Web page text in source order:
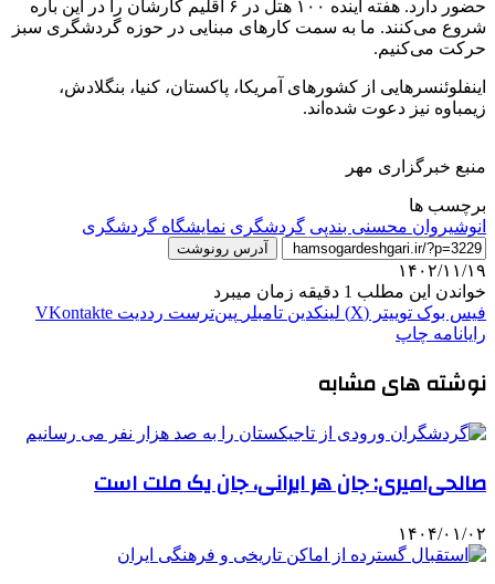
حضور دارد. هفته آینده ۱۰۰ هتل در ۶ اقلیم کارشان را در این
باره
شروع می‌کنند. ما به سمت کارهای مبنایی در حوزه گردشگری سبز
حرکت می‌کنیم.
اینفلوئنسرهایی از کشورهای آمریکا، پاکستان، کنیا، بنگلادش،
زیمباوه نیز دعوت شده‌اند.
منبع خبرگزاری مهر
برچسب ها
انوشیروان محسنی بندپی گردشگری نمایشگاه گردشگری
آدرس رونوشت
۱۴۰۲/۱۱/۱۹
خواندن این مطلب 1 دقیقه زمان میبرد
فیس بوک توییتر (X) لینکدین ‫تامبلر ‫پین‌ترست ‫رددیت ‫VKontakte
رایانامه چاپ
نوشته های مشابه
صالحی‌امیری: جان هر ایرانی، جان یک ملت است
۱۴۰۴/۰۱/۰۲